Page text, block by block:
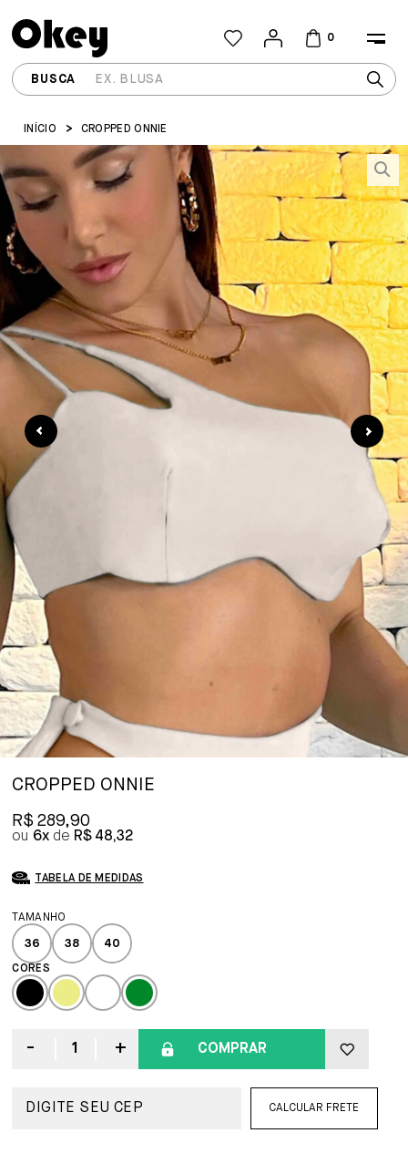
0
INÍCIO CROPPED ONNIE
CROPPED ONNIE
R$ 289,90
6x R$ 48,32
TABELA DE MEDIDAS
36 38 40
COMPRAR
CALCULAR FRETE